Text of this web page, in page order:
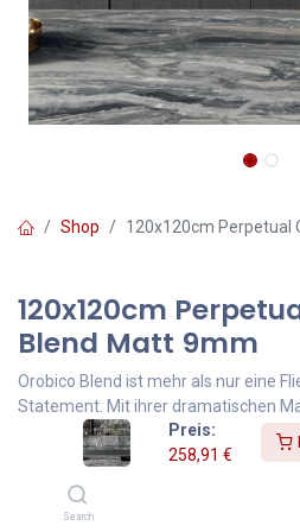
Preis:
258,91 €
Search
Shop 120x120cm Perpetual
120x120cm
Blend Matt 9mm
Orobico Blend ist mehr als nur eine
Statement. Mit ihrer dramatischen
Grautönen, tiefem Schwarz und
erinnert sie an erstarrte Lavaströme
Formationen.